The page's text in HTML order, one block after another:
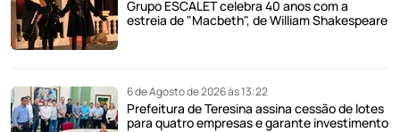
Grupo ESCALET celebra 40 anos com a
estreia de "Macbeth", de William Shakespeare
6 de Agosto de 2026 às 13:22
Prefeitura de Teresina assina cessão de lotes
para quatro empresas e garante investimento